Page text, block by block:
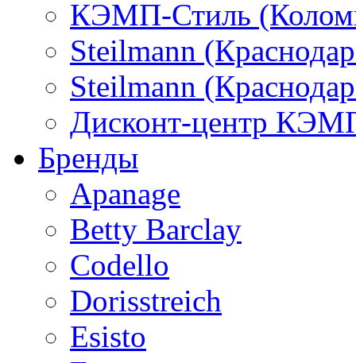
КЭМП-Стиль
Steilmann
Steilmann
Дисконт-центр
Бренды
Apanage
Betty Barclay
Codello
Dorisstreich
Esisto